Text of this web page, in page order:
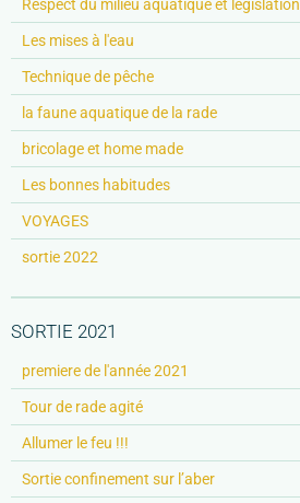
Respect du milieu aquatique et législation
Les mises à l'eau
Technique de pêche
la faune aquatique de la rade
bricolage et home made
Les bonnes habitudes
VOYAGES
sortie 2022
SORTIE 2021
premiere de l'année 2021
Tour de rade agité
Allumer le feu !!!
Sortie confinement sur l’aber